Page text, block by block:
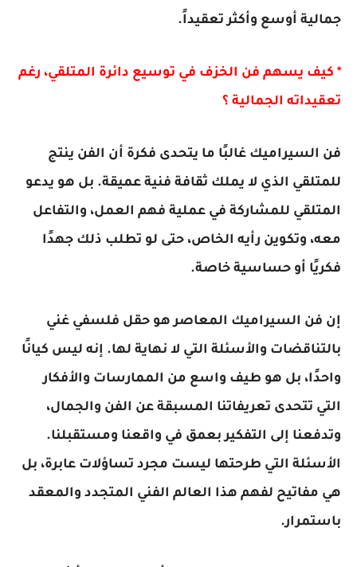
جمالية أوسع وأكثر تعقيداً.
* كيف يسهم فن الخزف في توسيع دائرة المتلقي، رغم
تعقيداته الجمالية ؟
فن السيراميك غالبًا ما يتحدى فكرة أن الفن ينتج
للمتلقي الذي لا يملك ثقافة فنية عميقة. بل هو يدعو
المتلقي للمشاركة في عملية فهم العمل، والتفاعل
معه، وتكوين رأيه الخاص، حتى لو تطلب ذلك جهدًا
فكريًا أو حساسية خاصة.
إن فن السيراميك المعاصر هو حقل فلسفي غني
بالتناقضات والأسئلة التي لا نهاية لها. إنه ليس كيانًا
واحدًا، بل هو طيف واسع من الممارسات والأفكار
التي تتحدى تعريفاتنا المسبقة عن الفن والجمال،
وتدفعنا إلى التفكير بعمق في واقعنا ومستقبلنا.
الأسئلة التي طرحتها ليست مجرد تساؤلات عابرة، بل
هي مفاتيح لفهم هذا العالم الفني المتجدد والمعقد
باستمرار.